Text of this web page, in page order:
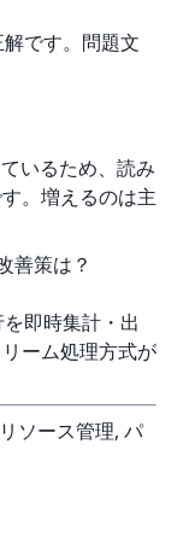
です。問題文
いるため、読み
。増えるのは主
善策は？
即時集計・出
ーム処理方式が
ソース管理, パ